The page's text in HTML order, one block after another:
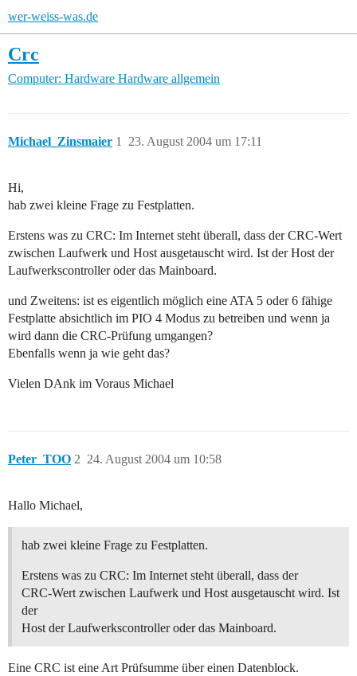
wer-weiss-was.de
Crc
Computer: Hardware Hardware allgemein
Michael_Zinsmaier 23. August 2004 um 17:11
1
Hi,
hab zwei kleine Frage zu Festplatten.
Erstens was zu CRC: Im Internet steht überall, dass der CRC-Wert
zwischen Laufwerk und Host ausgetauscht wird. Ist der Host der
Laufwerkscontroller oder das Mainboard.
und Zweitens: ist es eigentlich möglich eine ATA 5 oder 6 fähige
Festplatte absichtlich im PIO 4 Modus zu betreiben und wenn ja
wird dann die CRC-Prüfung umgangen?
Ebenfalls wenn ja wie geht das?
Vielen DAnk im Voraus Michael
Peter_TOO 24. August 2004 um 10:58
2
Hallo Michael,
hab zwei kleine Frage zu Festplatten.
Erstens was zu CRC: Im Internet steht überall, dass der
CRC-Wert zwischen Laufwerk und Host ausgetauscht wird. Ist
der
Host der Laufwerkscontroller oder das Mainboard.
Eine CRC ist eine Art Prüfsumme über einen Datenblock.